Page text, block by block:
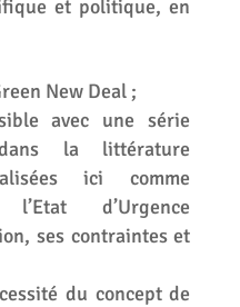
et politique, en
New Deal ;
avec une série
la littérature
ici comme
d’Urgence
ses contraintes et
du concept de